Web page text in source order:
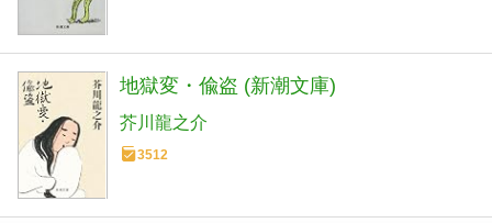
地獄変・偸盗 (新潮文庫)
芥川龍之介
3512